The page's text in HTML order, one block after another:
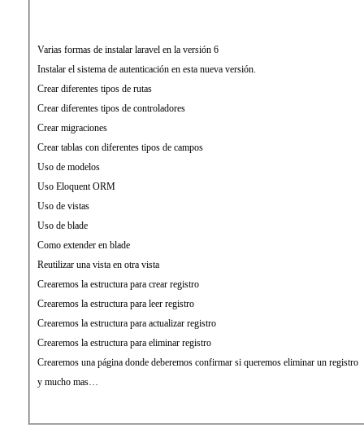
Varias formas de instalar laravel en la versión 6
Instalar el sistema de autenticación en esta nueva versión.
Crear diferentes tipos de rutas
Crear diferentes tipos de controladores
Crear migraciones
Crear tablas con diferentes tipos de campos
Uso de modelos
Uso Eloquent ORM
Uso de vistas
Uso de blade
Como extender en blade
Reutilizar una vista en otra vista
Crearemos la estructura para crear registro
Crearemos la estructura para leer registro
Crearemos la estructura para actualizar registro
Crearemos la estructura para eliminar registro
Crearemos una página donde deberemos confirmar si queremos eliminar un registro
y mucho mas…